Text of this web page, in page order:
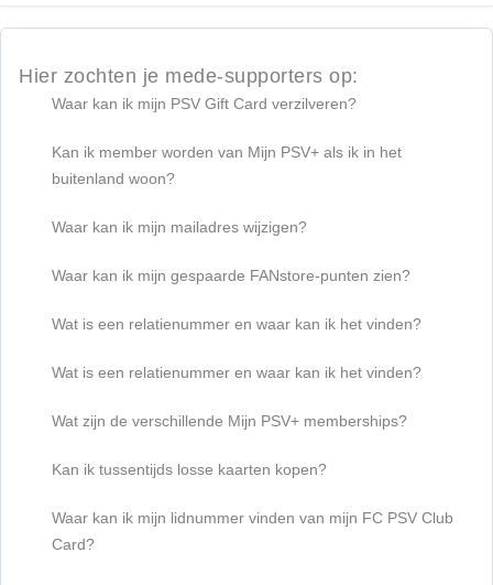
Hier zochten je mede-supporters op:
Waar kan ik mijn PSV Gift Card verzilveren?
Kan ik member worden van Mijn PSV+ als ik in het
buitenland woon?
Waar kan ik mijn mailadres wijzigen?
Waar kan ik mijn gespaarde FANstore-punten zien?
Wat is een relatienummer en waar kan ik het vinden?
Wat is een relatienummer en waar kan ik het vinden?
Wat zijn de verschillende Mijn PSV+ memberships?
Kan ik tussentijds losse kaarten kopen?
Waar kan ik mijn lidnummer vinden van mijn FC PSV Club
Card?